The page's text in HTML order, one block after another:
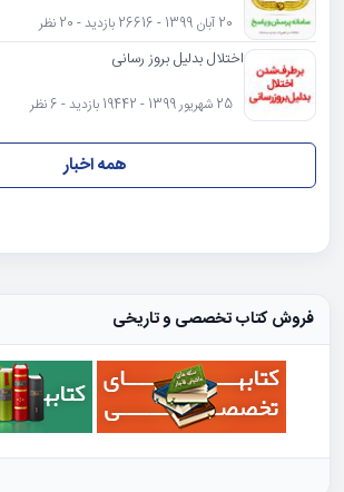
20 آبان 1399 - 26616 بازدید - 20 نظر
اختلال بدلیل بروز رسانی
25 شهریور 1399 - 19442 بازدید - 6 نظر
همه اخبار
فروش کتاب تخصصی و تاریخی